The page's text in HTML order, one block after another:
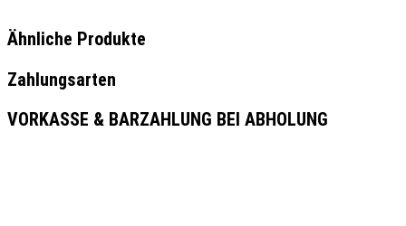
Ähnliche Produkte
Zahlungsarten
VORKASSE & BARZAHLUNG BEI ABHOLUNG